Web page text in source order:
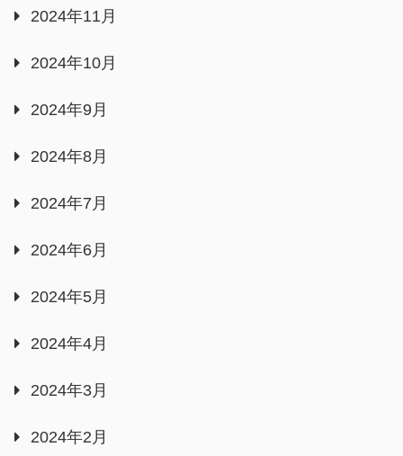
2024年11月
2024年10月
2024年9月
2024年8月
2024年7月
2024年6月
2024年5月
2024年4月
2024年3月
2024年2月